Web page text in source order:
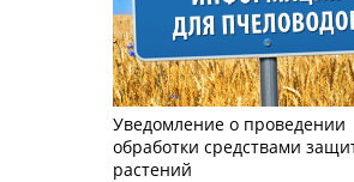
Уведомление о проведении
обработки средствами
растений